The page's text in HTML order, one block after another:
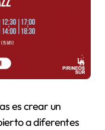
es crear un
a diferentes